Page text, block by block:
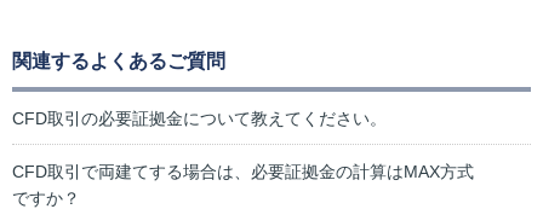
関連するよくあるご質問
CFD取引の必要証拠金について教えてください。
CFD取引で両建てする場合は、必要証拠金の計算はMAX方式
ですか？